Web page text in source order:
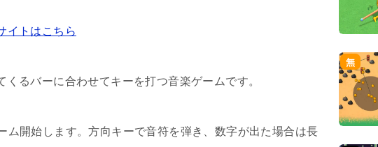
イトはこちら
るバーに合わせてキーを打つ音楽ゲームです。
開始します。方向キーで音符を弾き、数字が出た場合は長
無